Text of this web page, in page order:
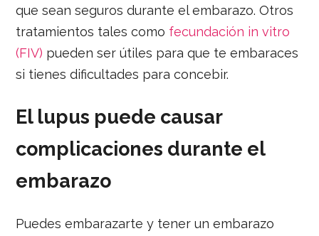
que sean seguros durante el embarazo. Otros
tratamientos tales como fecundación in vitro
(FIV) pueden ser útiles para que te embaraces
si tienes dificultades para concebir.
El lupus puede causar
complicaciones durante el
embarazo
Puedes embarazarte y tener un embarazo